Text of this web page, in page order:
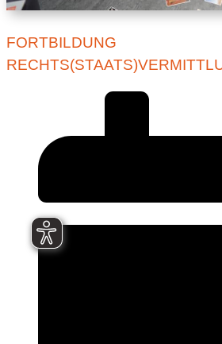
FORTBILDUNG